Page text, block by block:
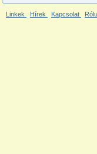
Linkek Hírek Kapcsolat